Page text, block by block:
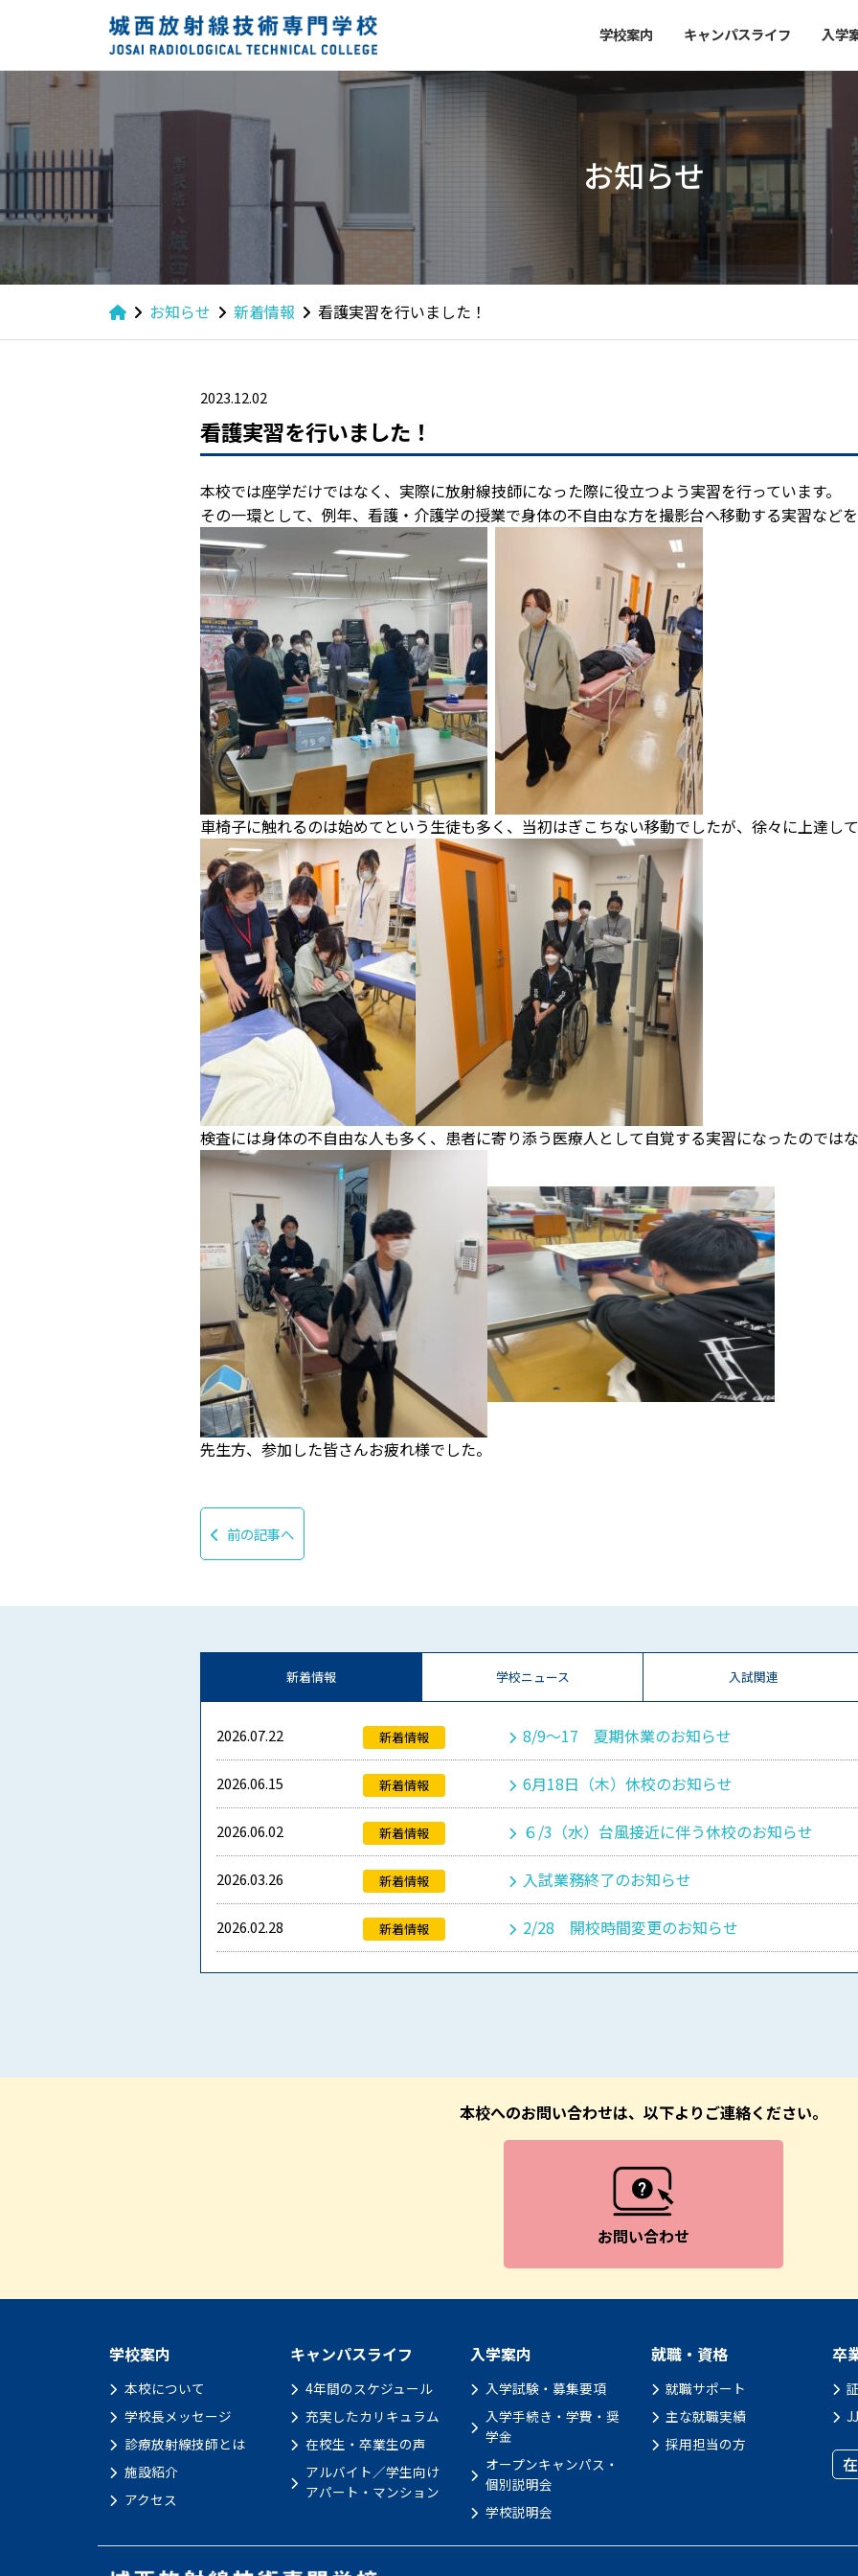
学校案内 キャンパスライフ 入学
お知らせ
お知らせ 新着情報 看護実習を行いました！
2023.12.02
看護実習を行いました！
本校では座学だけではなく、実際に放射線技師になった際に役立つよう実習を行っています。
その一環として、例年、看護・介護学の授業で身体の不自由な方を撮影台へ移動する実習などを
車椅子に触れるのは始めてという生徒も多く、当初はぎこちない移動でしたが、徐々に上達して
検査には身体の不自由な人も多く、患者に寄り添う医療人として自覚する実習になったのではな
先生方、参加した皆さんお疲れ様でした。
前の記事へ
新着情報 学校ニュース 入試関連
2026.07.22 新着情報 8/9～17 夏期休業のお知らせ
2026.06.15 新着情報 6月18日（木）休校のお知らせ
2026.06.02 新着情報 ６/3（水）台風接近に伴う休校のお知らせ
2026.03.26 新着情報 入試業務終了のお知らせ
2026.02.28 新着情報 2/28 開校時間変更のお知らせ
本校へのお問い合わせは、以下よりご連絡ください。
お問い合わせ
学校案内
本校について
学校長メッセージ
診療放射線技師とは
施設紹介
アクセス
キャンパスライフ
4年間のスケジュール
充実したカリキュラム
在校生・卒業生の声
アルバイト／学生向け
アパート・マンション
入学案内
入学試験・募集要項
入学手続き・学費・奨
学金
オープンキャンパス・
個別説明会
学校説明会
就職・資格
就職サポート
主な就職実績
採用担当の方
卒